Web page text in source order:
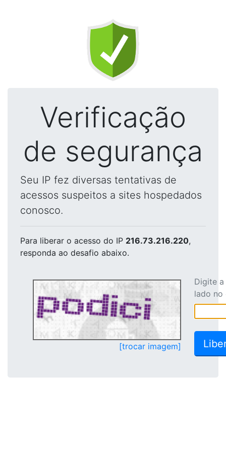
Verificação
de segurança
Seu IP fez diversas tentativas de
acessos suspeitos a sites hospedados
conosco.
Para liberar o acesso do IP 216.73.216.220,
responda ao desafio abaixo.
[trocar imagem]
Digite
lado no